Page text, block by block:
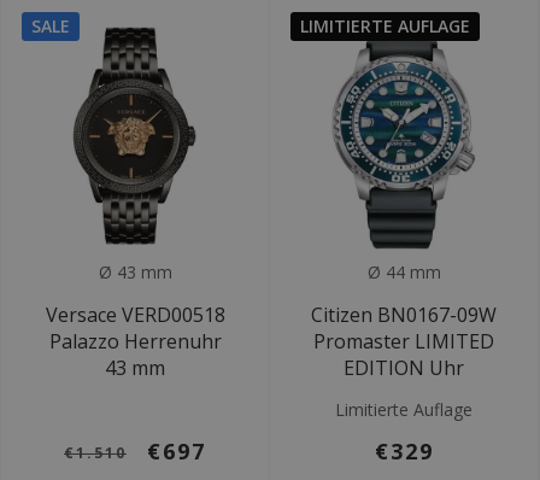
SALE
Ø 43 mm
Versace VERD00518
Palazzo Herrenuhr
43 mm
€1.510 €697
LIMITIERTE AUFLAGE
Ø 44 mm
Citizen BN0167-09W
Promaster LIMITED
EDITION Uhr
Limitierte Auflage
€329